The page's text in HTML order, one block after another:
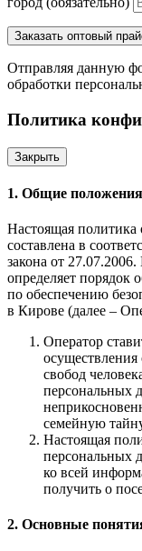
Заказать оптовый
Отправляя данную
обработки
Политика
Закрыть
1. Общие положения
Настоящая
составлена в
закона от
определяет порядок
по обеспечению
в Кирове (далее –
Оператор
осуществления
свобод
персональных
семейную
Настоящая
персональных
ко всей
получить о
2. Основные